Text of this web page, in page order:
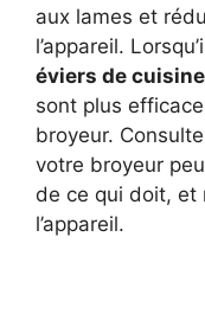
aux lames et
l’appareil.
éviers de cuisine
sont plus
broyeur.
votre broyeur
de ce qui doit, et
l’appareil.